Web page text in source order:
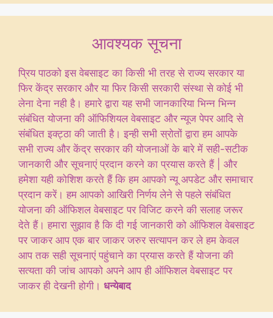
आवश्यक सूचना
प्रिय पाठको इस वेबसाइट का किसी भी तरह से राज्य सरकार या
फिर केंद्र सरकार और या फिर किसी सरकारी संस्था से कोई भी
लेना देना नही है। हमारे द्वारा यह सभी जानकारिया भिन्न भिन्न
संबंधित योजना की ऑफिशियल वेबसाइट और न्यूज पेपर आदि से
संबंधित इक्ट्ठा की जाती है। इन्ही सभी स्रोतों द्वारा हम आपके
सभी राज्य और केंद्र सरकार की योजनाओं के बारे में सही-सटीक
जानकारी और सूचनाएं प्रदान करने का प्रयास करते हैं | और
हमेशा यही कोशिश करते हैं कि हम आपको न्यू अपडेट और समाचार
प्रदान करें। हम आपको आखिरी निर्णय लेने से पहले संबंधित
योजना की ऑफिशल वेबसाइट पर विजिट करने की सलाह जरूर
देते हैं। हमारा सुझाव है कि दी गई जानकारी को ऑफिशल वेबसाइट
पर जाकर आप एक बार जाकर जरुर सत्यापन कर ले हम केवल
आप तक सही सूचनाएं पहुंचाने का प्रयास करते हैं योजना की
सत्यता की जांच आपको अपने आप ही ऑफिशल वेबसाइट पर
जाकर ही देखनी होगी। धन्येबाद